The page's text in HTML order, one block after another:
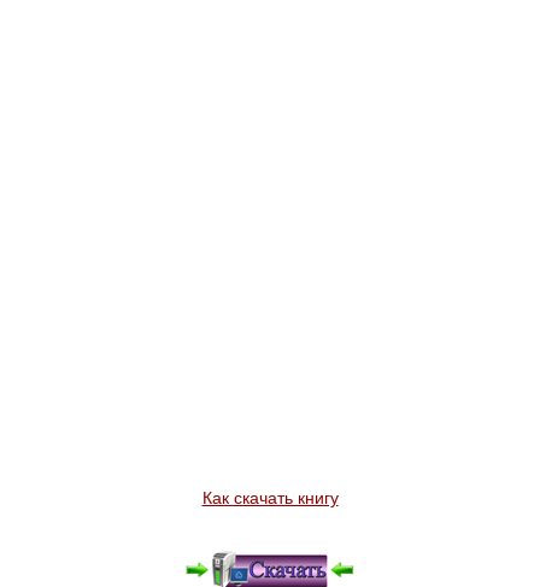
Как скачать книгу